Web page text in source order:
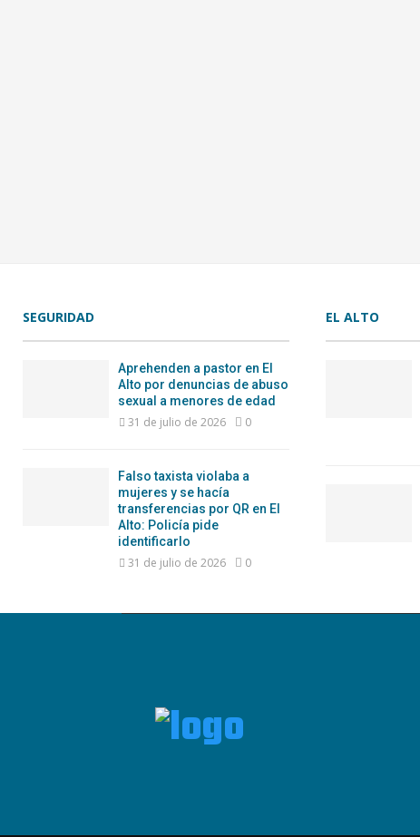
SEGURIDAD
Aprehenden a pastor en El
Alto por denuncias de abuso
sexual a menores de edad
31 de julio de 2026 0
Falso taxista violaba a
mujeres y se hacía
transferencias por QR en El
Alto: Policía pide
identificarlo
31 de julio de 2026 0
EL ALTO